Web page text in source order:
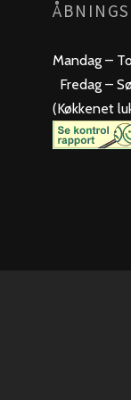
Fredag –
(Køkkenet